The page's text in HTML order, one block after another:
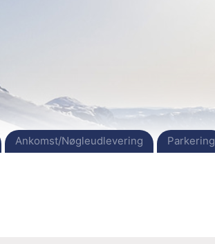
Ankomst/Nøgleudlevering Parkering